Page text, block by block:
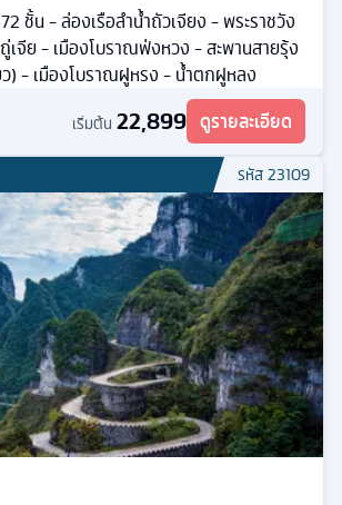
ชั้น - ล่องเรือลําน้ำถัวเจียง - พระราชวัง
เจีย - เมืองโบราณฟ่งหวง - สะพานสายรุ้ง
ว) - เมืองโบราณฝูหรง - น้ำตกฝูหลง
เริ่มต้น 22,899 ดูรายละเอียด
รหัส23109